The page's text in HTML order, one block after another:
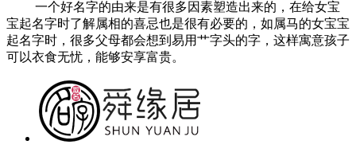
一个好名字的由来是有很多因素塑造出来的，在给女宝
宝起名字时了解属相的喜忌也是很有必要的，如属马的女宝宝
起名字时，很多父母都会想到易用艹字头的字，这样寓意孩子
可以衣食无忧，能够安享富贵。